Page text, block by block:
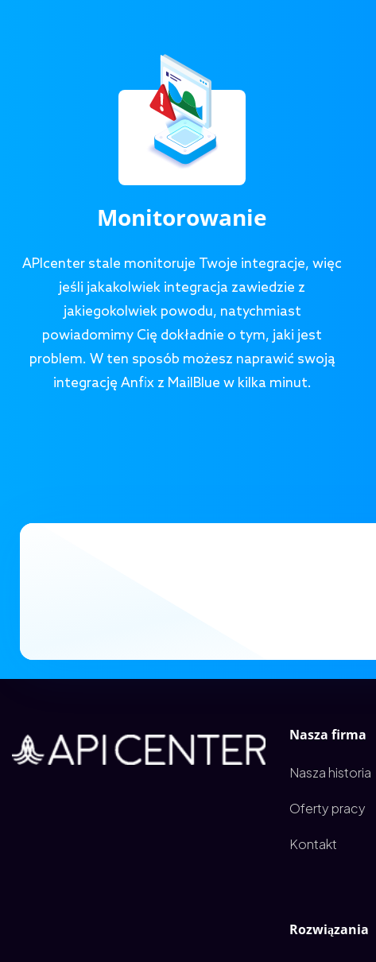
Monitorowanie
APIcenter stale monitoruje Twoje integracje, więc
jeśli jakakolwiek integracja zawiedzie z
jakiegokolwiek powodu, natychmiast
powiadomimy Cię dokładnie o tym, jaki jest
problem. W ten sposób możesz naprawić swoją
integrację Anfix z MailBlue w kilka minut.
Nasza firma
Nasza historia
Oferty pracy
Kontakt
Rozwiązania